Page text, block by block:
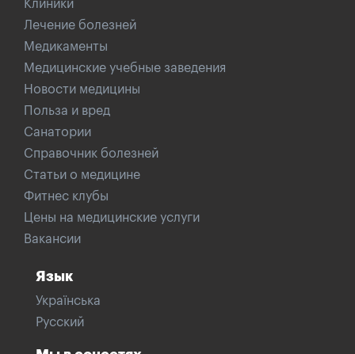
Клиники
Лечение болезней
Медикаменты
Медицинские учебные заведения
Новости медицины
Польза и вред
Санатории
Справочник болезней
Статьи о медицине
Фитнес клубы
Цены на медицинские услуги
Вакансии
Язык
Українська
Русский